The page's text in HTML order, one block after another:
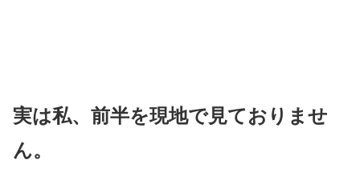
実は私、前半を現地で見ておりませ
ん。